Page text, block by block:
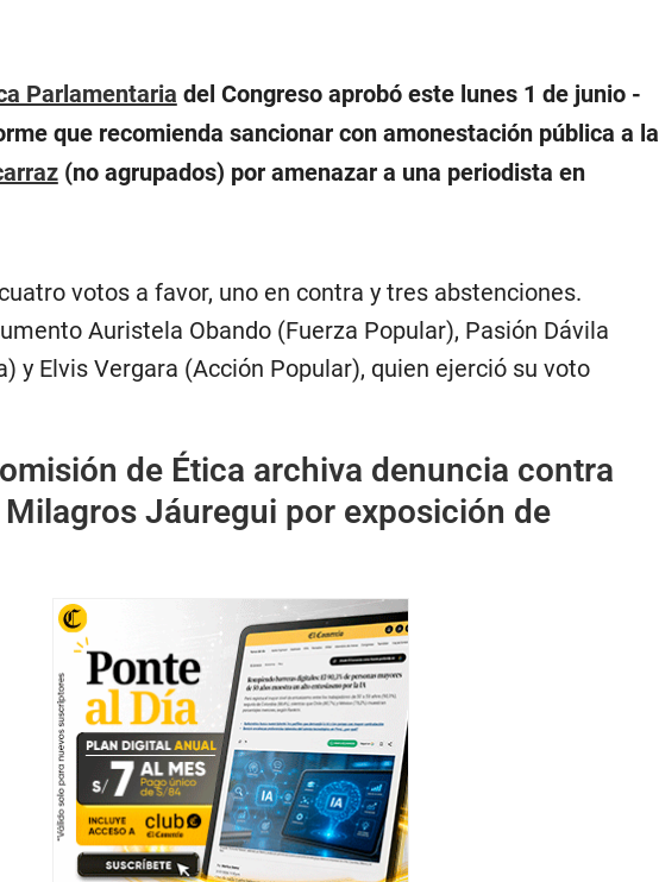
Parlamentaria del Congreso aprobó este lunes 1 de junio -
que recomienda sancionar con amonestación pública a la
(no agrupados) por amenazar a una periodista en
votos a favor, uno en contra y tres abstenciones.
Auristela Obando (Fuerza Popular), Pasión Dávila
y Elvis Vergara (Acción Popular), quien ejerció su voto
de Ética archiva denuncia contra
Jáuregui por exposición de